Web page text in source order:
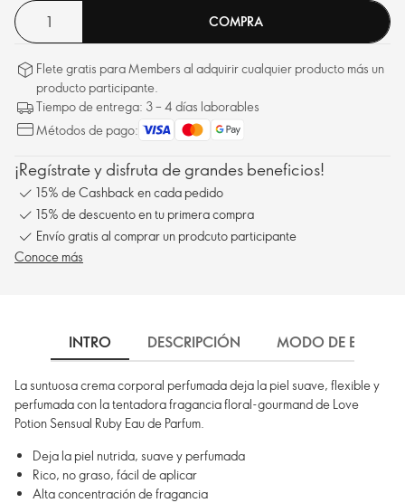
COMPRA
Flete gratis para Members al adquirir cualquier producto más un
producto participante.
Tiempo de entrega: 3 – 4 días laborables
Métodos de pago:
¡Regístrate y disfruta de grandes beneficios!
15% de Cashback en cada pedido
15% de descuento en tu primera compra
Envío gratis al comprar un prodcuto participante
Conoce más
INTRO DESCRIPCIÓN MODO DE EMPLEO
La suntuosa crema corporal perfumada deja la piel suave, flexible y
perfumada con la tentadora fragancia floral-gourmand de Love
Potion Sensual Ruby Eau de Parfum.
Deja la piel nutrida, suave y perfumada
Rico, no graso, fácil de aplicar
Alta concentración de fragancia